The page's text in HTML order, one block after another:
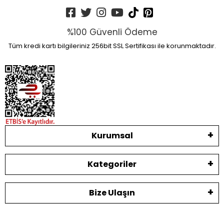
%100 Güvenli Ödeme
Tüm kredi kartı bilgileriniz 256bit SSL Sertifikası ile korunmaktadır.
Kurumsal
Kategoriler
Bize Ulaşın